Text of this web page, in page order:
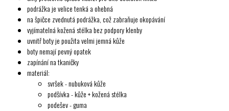
podrážka je velice tenká a ohebná
na špičce zvednutá podrážka, což zabraňuje okopávání
vyjímatelná kožená stélka bez podpory klenby
uvnitř boty je použita velmi jemná kůže
boty nemají pevný opatek
zapínání na tkaničky
materiál:
svršek - nubuková kůže
podšívka - kůže + kožená stélka
podešev - guma